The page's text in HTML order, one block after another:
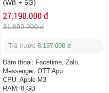
(Wifi + 5G)
27.190.000 đ
31.990.000 đ
Trả trước 8.157.000 đ
Đàm thoại: Facetime, Zalo,
Messenger, OTT App
CPU: Apple M3
RAM: 8 GB